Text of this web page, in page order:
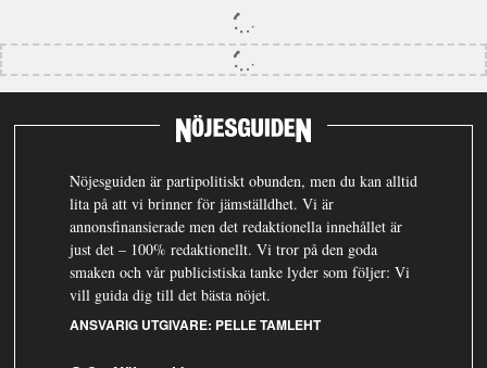
Nöjesguiden är partipolitiskt obunden, men du kan alltid
lita på att vi brinner för jämställdhet. Vi är
annonsfinansierade men det redaktionella innehållet är
just det – 100% redaktionellt. Vi tror på den goda
smaken och vår publicistiska tanke lyder som följer: Vi
vill guida dig till det bästa nöjet.
ANSVARIG UTGIVARE: PELLE TAMLEHT